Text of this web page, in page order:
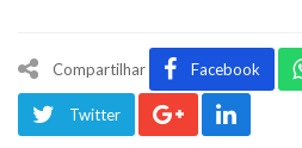
Compartilhar Facebook
Twitter